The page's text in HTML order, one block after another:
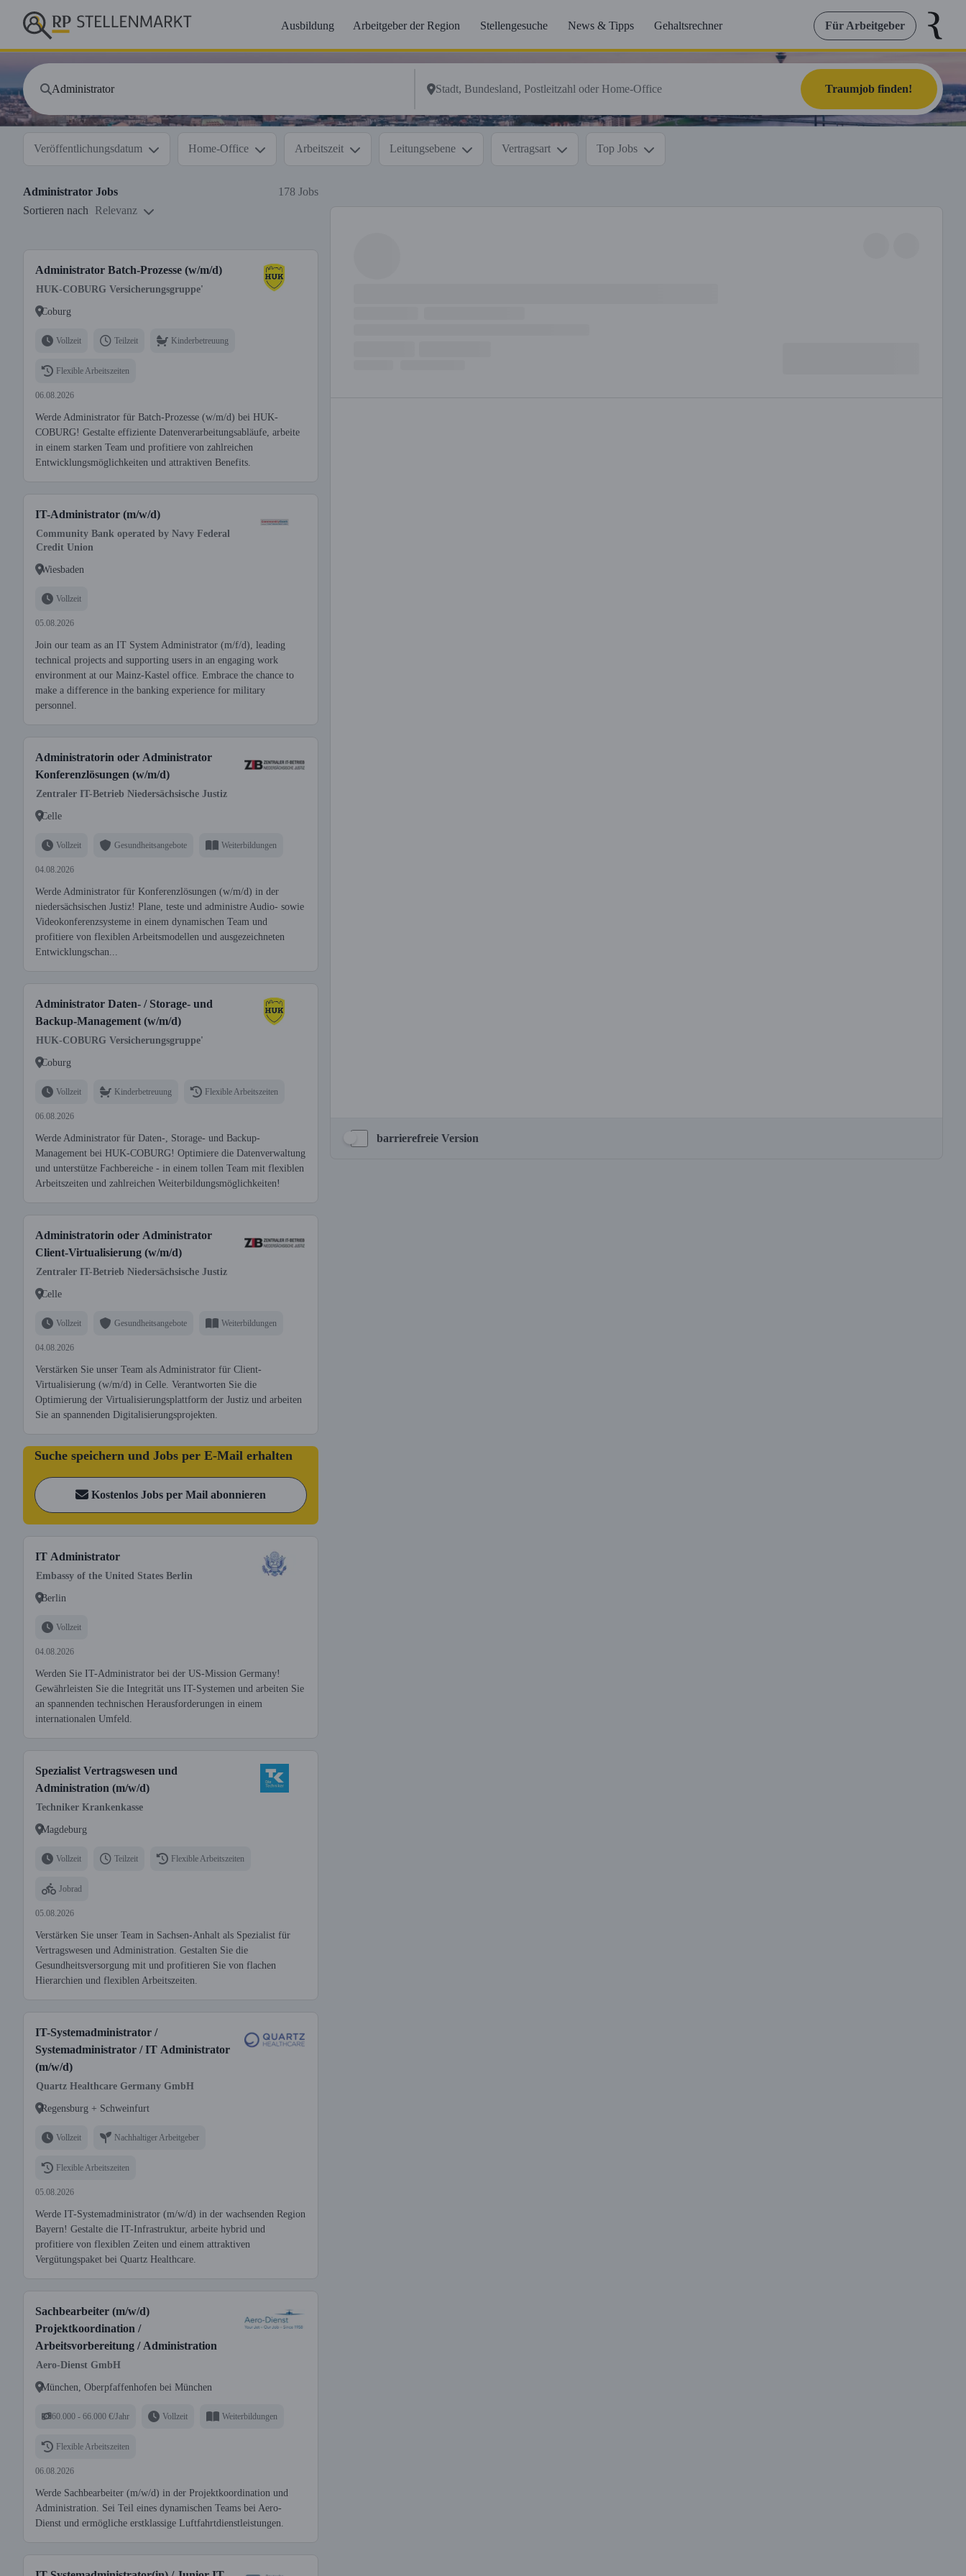
Ausbildung Arbeitgeber der Region Stellengesuche News & Tipps Gehaltsrechner Für Arbeitgeber
Traumjob finden!
Veröffentlichungsdatum Home-Office Arbeitszeit Leitungsebene Vertragsart Top Jobs
Administrator Jobs
178 Jobs
Sortieren nach
Relevanz
Administrator Batch-Prozesse (w/m/d)
HUK-COBURG Versicherungsgruppe'
Coburg
Vollzeit Teilzeit Kinderbetreuung
Flexible Arbeitszeiten
06.08.2026
Werde Administrator für Batch-Prozesse (w/m/d) bei HUK-
COBURG! Gestalte effiziente Datenverarbeitungsabläufe, arbeite
in einem starken Team und profitiere von zahlreichen
Entwicklungsmöglichkeiten und attraktiven Benefits.
IT-Administrator (m/w/d)
Community Bank operated by Navy Federal
Credit Union
Wiesbaden
Vollzeit
05.08.2026
Join our team as an IT System Administrator (m/f/d), leading
technical projects and supporting users in an engaging work
environment at our Mainz-Kastel office. Embrace the chance to
make a difference in the banking experience for military
personnel.
Administratorin oder Administrator
Konferenzlösungen (w/m/d)
Zentraler IT-Betrieb Niedersächsische Justiz
Celle
Vollzeit Gesundheitsangebote Weiterbildungen
04.08.2026
Werde Administrator für Konferenzlösungen (w/m/d) in der
niedersächsischen Justiz! Plane, teste und administre Audio- sowie
Videokonferenzsysteme in einem dynamischen Team und
profitiere von flexiblen Arbeitsmodellen und ausgezeichneten
Entwicklungschan...
Administrator Daten- / Storage- und
Backup-Management (w/m/d)
HUK-COBURG Versicherungsgruppe'
Coburg
Vollzeit Kinderbetreuung Flexible Arbeitszeiten
06.08.2026
Werde Administrator für Daten-, Storage- und Backup-
Management bei HUK-COBURG! Optimiere die Datenverwaltung
und unterstütze Fachbereiche - in einem tollen Team mit flexiblen
Arbeitszeiten und zahlreichen Weiterbildungsmöglichkeiten!
Administratorin oder Administrator
Client-Virtualisierung (w/m/d)
Zentraler IT-Betrieb Niedersächsische Justiz
Celle
Vollzeit Gesundheitsangebote Weiterbildungen
04.08.2026
Verstärken Sie unser Team als Administrator für Client-
Virtualisierung (w/m/d) in Celle. Verantworten Sie die
Optimierung der Virtualisierungsplattform der Justiz und arbeiten
Sie an spannenden Digitalisierungsprojekten.
Suche speichern und Jobs per E-Mail erhalten
Kostenlos Jobs per Mail abonnieren
IT Administrator
Embassy of the United States Berlin
Berlin
Vollzeit
04.08.2026
Werden Sie IT-Administrator bei der US-Mission Germany!
Gewährleisten Sie die Integrität uns IT-Systemen und arbeiten Sie
an spannenden technischen Herausforderungen in einem
internationalen Umfeld.
Spezialist Vertragswesen und
Administration (m/w/d)
Techniker Krankenkasse
Magdeburg
Vollzeit Teilzeit Flexible Arbeitszeiten
Jobrad
05.08.2026
Verstärken Sie unser Team in Sachsen-Anhalt als Spezialist für
Vertragswesen und Administration. Gestalten Sie die
Gesundheitsversorgung mit und profitieren Sie von flachen
Hierarchien und flexiblen Arbeitszeiten.
IT-Systemadministrator /
Systemadministrator / IT Administrator
(m/w/d)
Quartz Healthcare Germany GmbH
Regensburg + Schweinfurt
Vollzeit Nachhaltiger Arbeitgeber
Flexible Arbeitszeiten
05.08.2026
Werde IT-Systemadministrator (m/w/d) in der wachsenden Region
Bayern! Gestalte die IT-Infrastruktur, arbeite hybrid und
profitiere von flexiblen Zeiten und einem attraktiven
Vergütungspaket bei Quartz Healthcare.
Sachbearbeiter (m/w/d)
Projektkoordination /
Arbeitsvorbereitung / Administration
Aero-Dienst GmbH
München, Oberpfaffenhofen bei München
60.000 - 66.000 €/Jahr Vollzeit Weiterbildungen
Flexible Arbeitszeiten
06.08.2026
Werde Sachbearbeiter (m/w/d) in der Projektkoordination und
Administration. Sei Teil eines dynamischen Teams bei Aero-
Dienst und ermögliche erstklassige Luftfahrtdienstleistungen.
barrierefreie Version